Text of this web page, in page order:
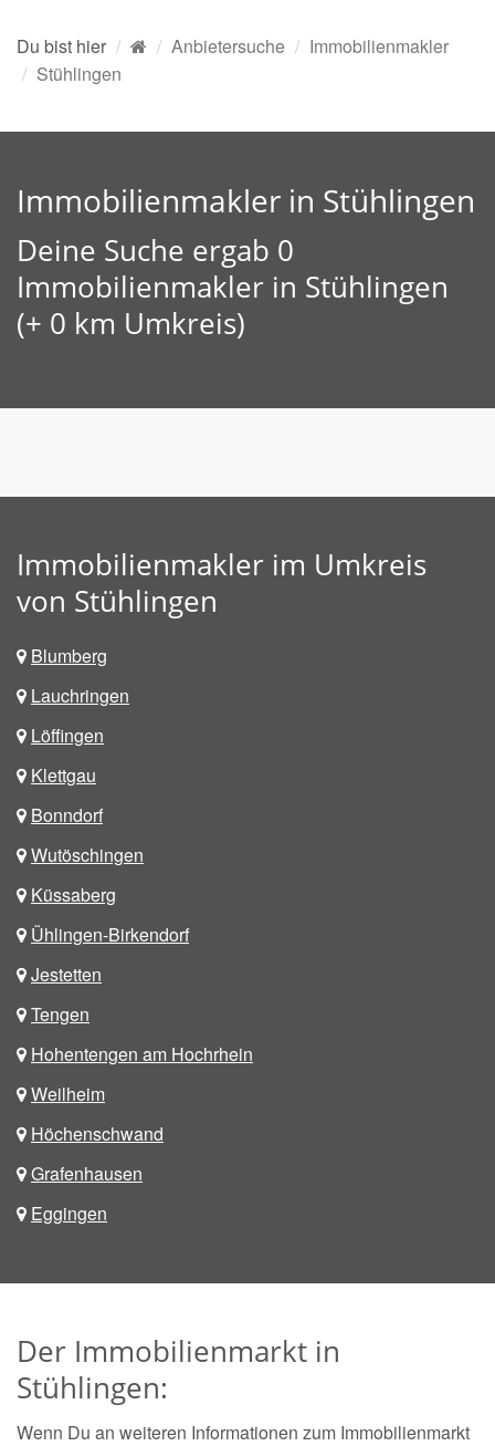
Du bist hier Anbietersuche
Immobilienmakler
Stühlingen
Immobilienmakler in Stühlingen
Deine Suche ergab 0
Immobilienmakler in Stühlingen
(+ 0 km Umkreis)
Immobilienmakler im Umkreis
von Stühlingen
Blumberg
Lauchringen
Löffingen
Klettgau
Bonndorf
Wutöschingen
Küssaberg
Ühlingen-Birkendorf
Jestetten
Tengen
Hohentengen am Hochrhein
Weilheim
Höchenschwand
Grafenhausen
Eggingen
Der Immobilienmarkt in
Stühlingen:
Wenn Du an weiteren Informationen zum Immobilienmarkt